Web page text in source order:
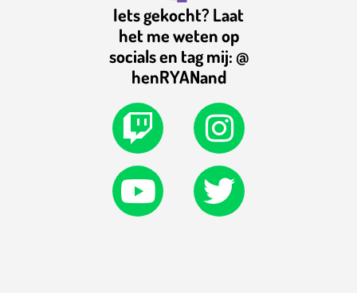
Iets gekocht? Laat
het me weten op
socials en tag mij: @
henRYANand
T
w
i
t
I
n
s
t
Y
o
u
t
T
w
i
t